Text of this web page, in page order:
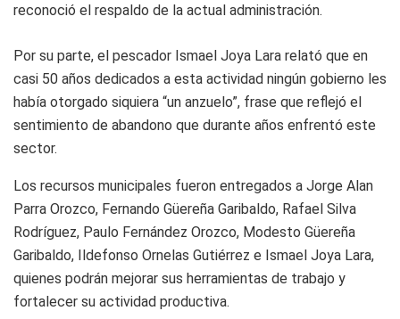
reconoció el respaldo de la actual administración.
Por su parte, el pescador Ismael Joya Lara relató que en
casi 50 años dedicados a esta actividad ningún gobierno les
había otorgado siquiera “un anzuelo”, frase que reflejó el
sentimiento de abandono que durante años enfrentó este
sector.
Los recursos municipales fueron entregados a Jorge Alan
Parra Orozco, Fernando Güereña Garibaldo, Rafael Silva
Rodríguez, Paulo Fernández Orozco, Modesto Güereña
Garibaldo, Ildefonso Ornelas Gutiérrez e Ismael Joya Lara,
quienes podrán mejorar sus herramientas de trabajo y
fortalecer su actividad productiva.